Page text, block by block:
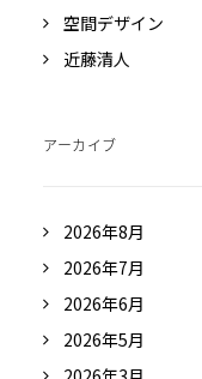
空間デザイン
近藤清人
アーカイブ
2026年8月
2026年7月
2026年6月
2026年5月